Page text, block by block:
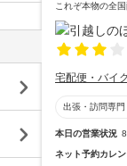
これぞ本物の全
宅配便・バイ
出張・訪問専門
本日の営業状況
ネット予約カレ